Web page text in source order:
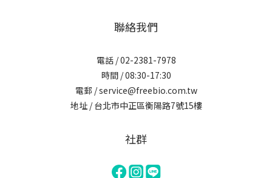
聯絡我們
電話 / 02-2381-7978
時間 / 08:30-17:30
電郵 / service@freebio.com.tw
地址 / 台北市中正區衡陽路7號15樓
社群